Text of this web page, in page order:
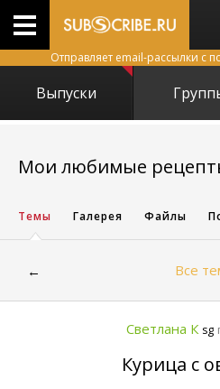
Отправляет email-рассылки с
Выпуски
Мои любимые
Темы Галерея Файлы
← Все
Светлана К sg
Курица с